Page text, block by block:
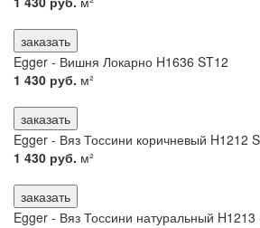
заказать
Egger - Вишня Локарно H1636 ST12
1 430 руб. м²
заказать
Egger - Вяз Тоссини коричневый H1212
1 430 руб. м²
заказать
Egger - Вяз Тоссини натуральный H1213